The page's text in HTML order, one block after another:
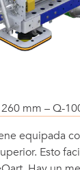
mm – Q-
equipada
Esto